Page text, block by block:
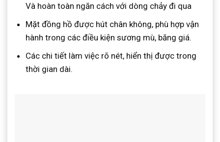
Và hoàn toàn ngăn cách với dòng chảy đi qua
Mặt đồng hồ được hút chân không, phù hợp vận
hành trong các điều kiện sương mù, băng giá.
Các chi tiết làm việc rõ nét, hiển thị được trong
thời gian dài.